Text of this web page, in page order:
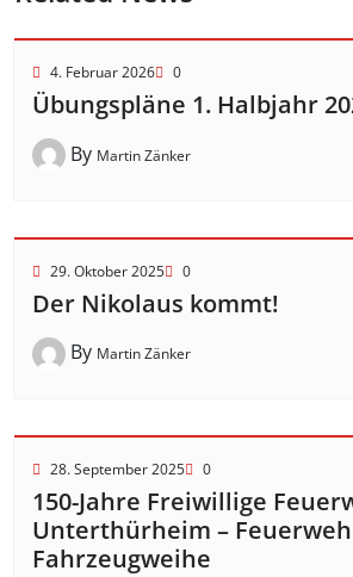
4. Februar 2026 0
Übungspläne 1. Halbjahr
By Martin Zänker
29. Oktober 2025 0
Der Nikolaus kommt!
By Martin Zänker
28. September 2025 0
150-Jahre Freiwillige
Unterthürheim –
Fahrzeugweihe